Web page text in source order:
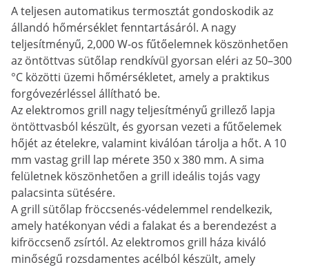
A teljesen automatikus termosztát gondoskodik az
állandó hőmérséklet fenntartásáról. A nagy
teljesítményű, 2,000 W-os fűtőelemnek köszönhetően
az öntöttvas sütőlap rendkívül gyorsan eléri az 50–300
°C közötti üzemi hőmérsékletet, amely a praktikus
forgóvezérléssel állítható be.
Az elektromos grill nagy teljesítményű grillező lapja
öntöttvasból készült, és gyorsan vezeti a fűtőelemek
hőjét az ételekre, valamint kiválóan tárolja a hőt. A 10
mm vastag grill lap mérete 350 x 380 mm. A sima
felületnek köszönhetően a grill ideális tojás vagy
palacsinta sütésére.
A grill sütőlap fröccsenés-védelemmel rendelkezik,
amely hatékonyan védi a falakat és a berendezést a
kifröccsenő zsírtól. Az elektromos grill háza kiváló
minőségű rozsdamentes acélból készült, amely